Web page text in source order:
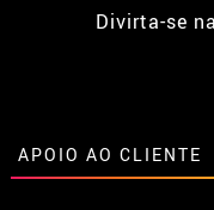
Divirta-se
APOIO AO CLIENTE